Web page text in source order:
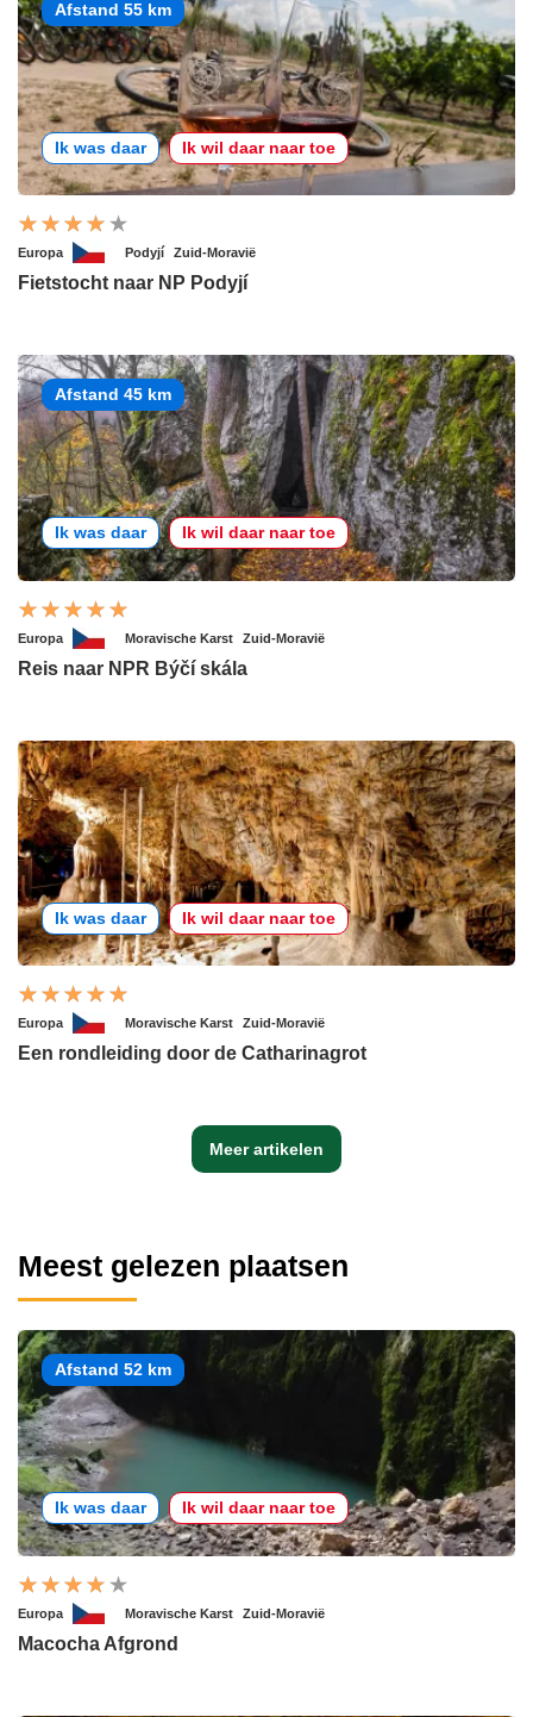
Afstand 55 km
Ik was daar Ik wil daar naar toe
Europa Podyjí Zuid-Moravië
Fietstocht naar NP Podyjí
Afstand 45 km
Ik was daar Ik wil daar naar toe
Europa Moravische Karst Zuid-Moravië
Reis naar NPR Býčí skála
Ik was daar Ik wil daar naar toe
Europa Moravische Karst Zuid-Moravië
Een rondleiding door de Catharinagrot
Meer artikelen
Meest gelezen plaatsen
Afstand 52 km
Ik was daar Ik wil daar naar toe
Europa Moravische Karst Zuid-Moravië
Macocha Afgrond